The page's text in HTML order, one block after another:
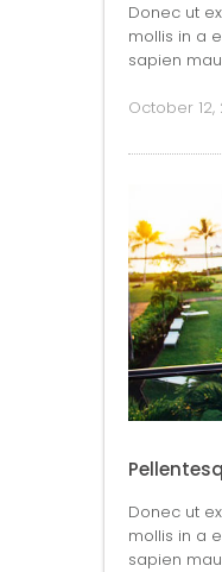
Donec ut
mollis in a
sapien
October 12,
Donec ut
mollis in a
sapien